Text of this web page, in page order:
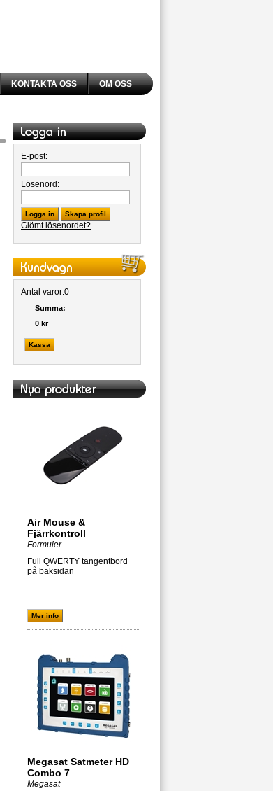
OM OSS
KONTAKTA OSS
E-post:
Lösenord:
Logga in Skapa profil
Glömt lösenordet?
Antal varor:0
Summa:
0 kr
Kassa
Air Mouse &
Fjärrkontroll
Formuler
Full QWERTY tangentbord
på baksidan
Mer info
Megasat Satmeter HD
Combo 7
Megasat